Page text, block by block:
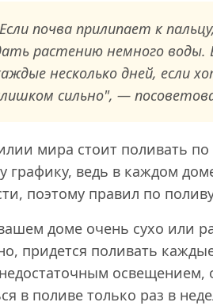
почва прилипает к
растению немного
несколько дней, если
сильно", —
мира стоит поливать
графику, ведь в каждом
поэтому правил по
доме очень сухо или
придется поливать
в поливе только раз в